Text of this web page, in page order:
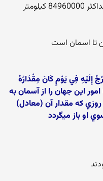
bilbilak: فاصله ی زمین تا عرش الله، حداکثر 84960000 کیلومتر
تا اسمان است
إِلَيْهِ فِي يَوْمٍ كَانَ مِقْدَارُهُ
(سجده/5) (الله) امور اين جهان را از آسمان به
كه مقدار آن (معادل)
او باز مي‏گردد